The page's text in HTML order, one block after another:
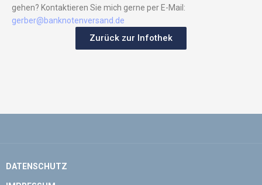
gehen? Kontaktieren Sie mich gerne per E-Mail:
gerber@banknotenversand.de
Zurück zur Infothek
DATENSCHUTZ